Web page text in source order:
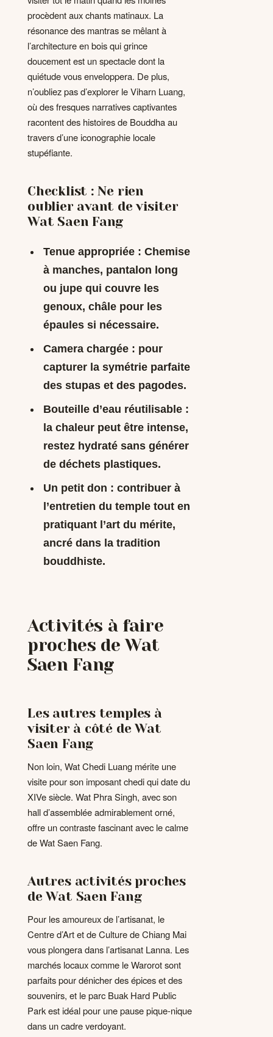
procèdent aux chants matinaux. La
résonance des mantras se mêlant à
l’architecture en bois qui grince
doucement est un spectacle dont la
quiétude vous enveloppera. De plus,
n’oubliez pas d’explorer le Viharn Luang,
où des fresques narratives captivantes
racontent des histoires de Bouddha au
travers d’une iconographie locale
stupéfiante.
Checklist : Ne rien
oublier avant de visiter
Wat Saen Fang
Tenue appropriée : Chemise
à manches, pantalon long
ou jupe qui couvre les
genoux, châle pour les
épaules si nécessaire.
Camera chargée : pour
capturer la symétrie parfaite
des stupas et des pagodes.
Bouteille d’eau réutilisable :
la chaleur peut être intense,
restez hydraté sans générer
de déchets plastiques.
Un petit don : contribuer à
l’entretien du temple tout en
pratiquant l’art du mérite,
ancré dans la tradition
bouddhiste.
Activités à faire
proches de Wat
Saen Fang
Les autres temples à
visiter à côté de Wat
Saen Fang
Non loin, Wat Chedi Luang mérite une
visite pour son imposant chedi qui date du
XIVe siècle. Wat Phra Singh, avec son
hall d’assemblée admirablement orné,
offre un contraste fascinant avec le calme
de Wat Saen Fang.
Autres activités proches
de Wat Saen Fang
Pour les amoureux de l’artisanat, le
Centre d’Art et de Culture de Chiang Mai
vous plongera dans l’artisanat Lanna. Les
marchés locaux comme le Warorot sont
parfaits pour dénicher des épices et des
souvenirs, et le parc Buak Hard Public
Park est idéal pour une pause pique-nique
dans un cadre verdoyant.